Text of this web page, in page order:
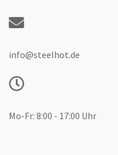
info@steelhot.de
Mo-Fr: 8:00 - 17:00 Uhr